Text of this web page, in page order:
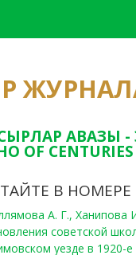
АВАЗЫ -
OF
В НОМЕРЕ
А. Г.,
советской
уезде в 1920-е